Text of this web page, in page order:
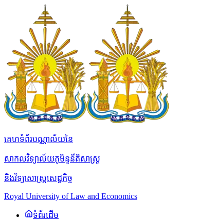
គេហទំព័របណ្ណាល័យនៃ
សាកលវិទ្យាល័យភូមិន្ទនីតិសាស្ត្រ
និងវិទ្យាសាស្ត្រសេដ្ឋកិច្ច
Royal University of Law and Economics
ទំព័រដើម